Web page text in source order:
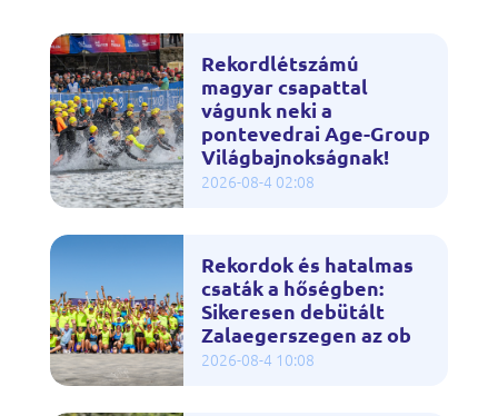
Rekordlétszámú
magyar csapattal
vágunk neki a
pontevedrai Age-Group
Világbajnokságnak!
2026-08-4 02:08
Rekordok és hatalmas
csaták a hőségben:
Sikeresen debütált
Zalaegerszegen az ob
2026-08-4 10:08